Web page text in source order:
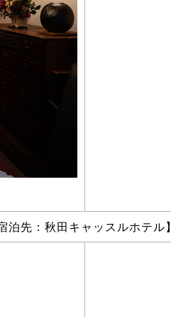
宿泊先：秋田キャッスルホテル】